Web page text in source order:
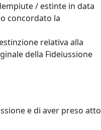
/ estinte in data
concordato la
relativa alla
della Fideiussione
e di aver preso atto